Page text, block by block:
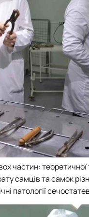
частин:
самців та самок
патології